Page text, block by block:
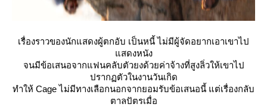
เรื่องราวของนักแสดงผู้ตกอับ เป็นหนี้ ไม่มีผู้จัดอยากเอาเขาไป
สดงหนัง
จนมีข้อเสนอจากแฟนคลับตัวยงด้วยค่าจ้างที่สูงลิ่วให้เขาไป
ปรากฏตัวในงานวันเกิด
ทำให้ Cage ไม่มีทางเลือกนอกจากยอมรับข้อเสนอนี้ แต่เรื่องกลับ
ตาลปัตรเมื่อ